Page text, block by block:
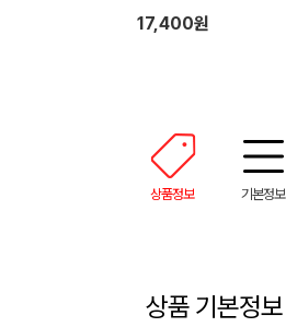
17,400원
상품정보 기본정보
상품 기본정보